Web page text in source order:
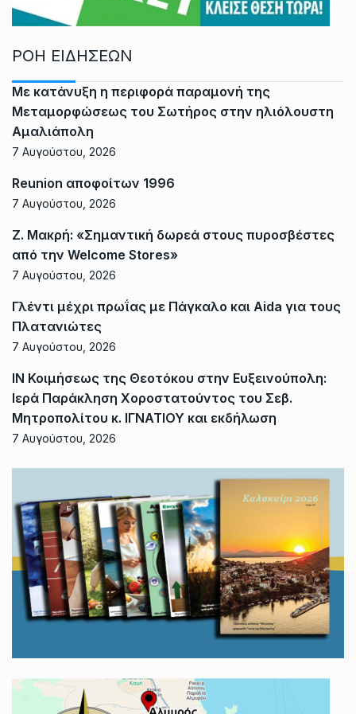
ΡΟΗ ΕΙΔΗΣΕΩΝ
Με κατάνυξη η περιφορά παραμονή της
Μεταμορφώσεως του Σωτήρος στην ηλιόλουστη
Αμαλιάπολη
7 Αυγούστου, 2026
Reunion αποφοίτων 1996
7 Αυγούστου, 2026
Ζ. Μακρή: «Σημαντική δωρεά στους πυροσβέστες
από την Welcome Stores»
7 Αυγούστου, 2026
Γλέντι μέχρι πρωΐας με Πάγκαλο και Aida για τους
Πλατανιώτες
7 Αυγούστου, 2026
ΙΝ Κοιμήσεως της Θεοτόκου στην Ευξεινούπολη:
Ιερά Παράκληση Χοροστατούντος του Σεβ.
Μητροπολίτου κ. ΙΓΝΑΤΙΟΥ και εκδήλωση
7 Αυγούστου, 2026